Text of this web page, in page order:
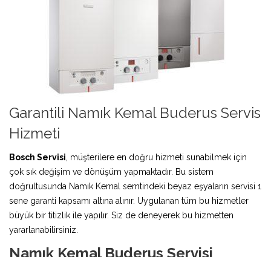
Garantili Namık Kemal Buderus Servis
Hizmeti
Bosch Servisi , müşterilere en doğru hizmeti sunabilmek için
çok sık değişim ve dönüşüm yapmaktadır. Bu sistem
doğrultusunda Namık Kemal semtindeki beyaz eşyaların servisi 1
sene garanti kapsamı altına alınır. Uygulanan tüm bu hizmetler
büyük bir titizlik ile yapılır. Siz de deneyerek bu hizmetten
yararlanabilirsiniz.
Namık Kemal Buderus Servisi